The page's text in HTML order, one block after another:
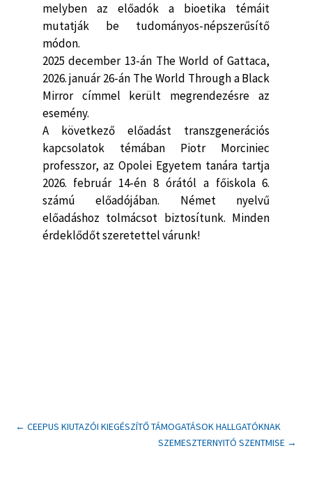
melyben az előadók a bioetika témáit
mutatják be tudományos-népszerűsítő
módon.
2025 december 13-án The World of Gattaca,
2026. január 26-án The World Through a Black
Mirrorcímmel került megrendezésre az
esemény.
A következő előadást transzgenerációs
kapcsolatok témában Piotr Morciniec
professzor, az Opolei Egyetem tanára tartja
2026. február 14-én 8 órától a főiskola 6.
számú előadójában. Német nyelvű
előadáshoz tolmácsot biztosítunk. Minden
érdeklődőt szeretettel várunk!
←CEEPUS KIUTAZÓI KIEGÉSZÍTŐ TÁMOGATÁSOK HALLGATÓKNAK
SZEMESZTERNYITÓ SZENTMISE→